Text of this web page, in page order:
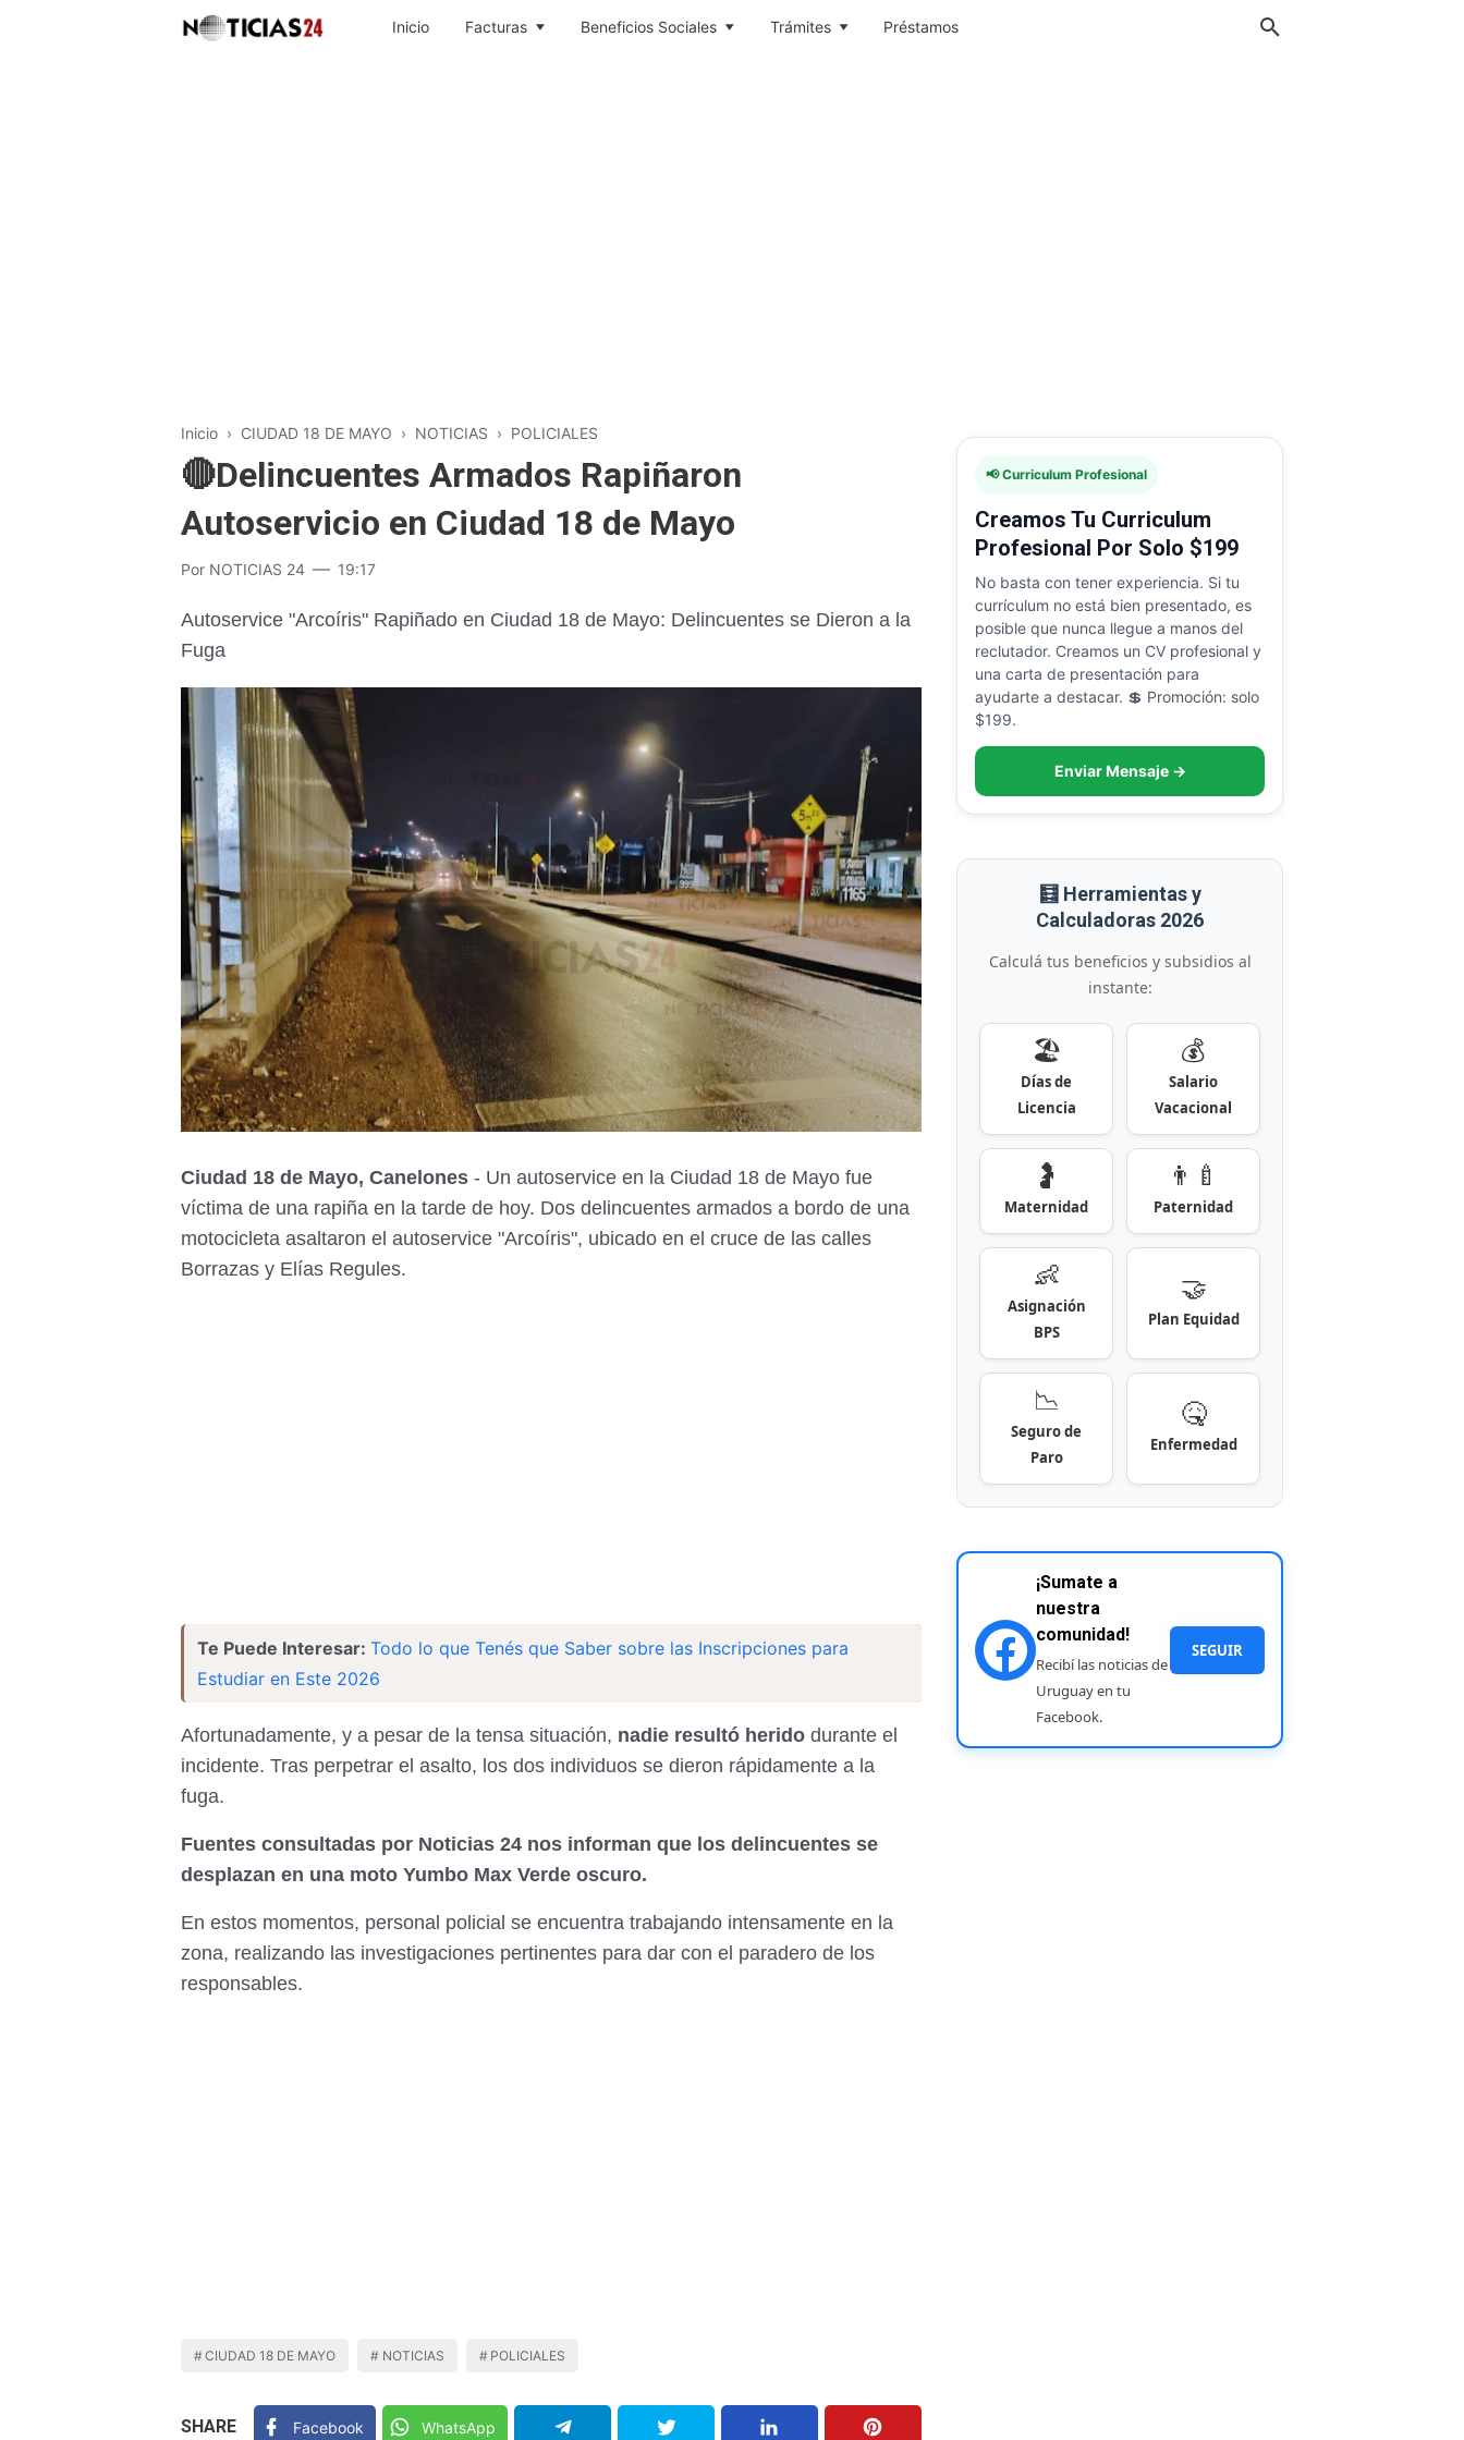
Inicio Facturas Beneficios Sociales Trámites Préstamos
Inicio › CIUDAD 18 DE MAYO › NOTICIAS › POLICIALES
🔴Delincuentes Armados Rapiñaron
Autoservicio en Ciudad 18 de Mayo
Por NOTICIAS 24 19:17
Autoservice "Arcoíris" Rapiñado en Ciudad 18 de Mayo: Delincuentes se Dieron a la
Fuga
Ciudad 18 de Mayo, Canelones - Un autoservice en la Ciudad 18 de Mayo fue
víctima de una rapiña en la tarde de hoy. Dos delincuentes armados a bordo de una
motocicleta asaltaron el autoservice "Arcoíris", ubicado en el cruce de las calles
Borrazas y Elías Regules.
Te Puede Interesar: Todo lo que Tenés que Saber sobre las Inscripciones para
Estudiar en Este 2026
Afortunadamente, y a pesar de la tensa situación, nadie resultó herido durante el
incidente. Tras perpetrar el asalto, los dos individuos se dieron rápidamente a la
fuga.
Fuentes consultadas por Noticias 24 nos informan que los delincuentes se
desplazan en una moto Yumbo Max Verde oscuro.
En estos momentos, personal policial se encuentra trabajando intensamente en la
zona, realizando las investigaciones pertinentes para dar con el paradero de los
responsables.
CIUDAD 18 DE MAYO NOTICIAS POLICIALES
SHARE Facebook WhatsApp
📢 Curriculum Profesional
Creamos Tu Curriculum
Profesional Por Solo $199
No basta con tener experiencia. Si tu
currículum no está bien presentado, es
posible que nunca llegue a manos del
reclutador. Creamos un CV profesional y
una carta de presentación para
ayudarte a destacar. 💲 Promoción: solo
$199.
Enviar Mensaje →
🧮 Herramientas y
Calculadoras 2026
Calculá tus beneficios y subsidios al
instante:
🏖️
Días de
Licencia
💰
Salario
Vacacional
🤰
Maternidad
👨‍🍼
Paternidad
👶
Asignación
BPS
🤝
Plan Equidad
📉
Seguro de
Paro
🤒
Enfermedad
¡Sumate a
nuestra
comunidad!
Recibí las noticias de
Uruguay en tu
Facebook.
SEGUIR